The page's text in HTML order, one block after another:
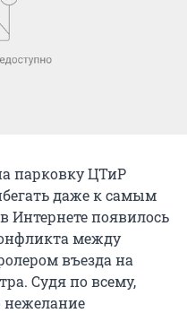
парковку ЦТиР
даже к самым
появилось
между
въезда на
Судя по всему,
нежелание